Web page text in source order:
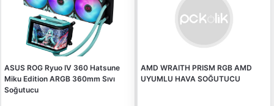
ASUS ROG Ryuo IV 360 Hatsune
Miku Edition ARGB 360mm Sıvı
Soğutucu
AMD WRAITH PRISM RGB AMD
UYUMLU HAVA SOĞUTUCU